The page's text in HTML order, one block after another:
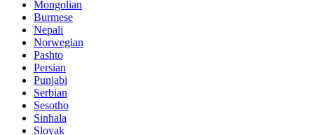
Mongolian
Burmese
Nepali
Norwegian
Pashto
Persian
Punjabi
Serbian
Sesotho
Sinhala
Slovak